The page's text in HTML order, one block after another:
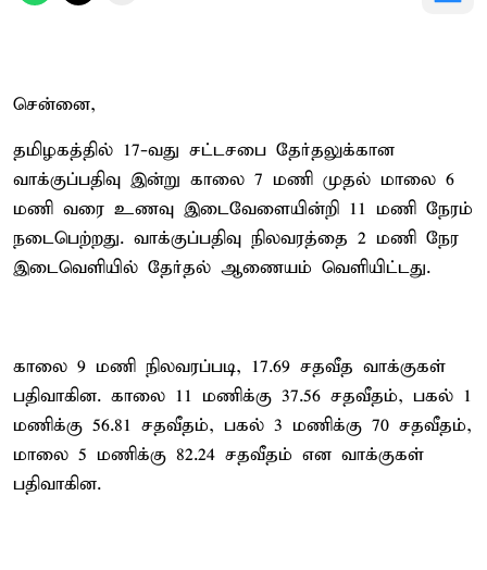
சென்னை,
தமிழகத்தில் 17-வது சட்டசபை தேர்தலுக்கான
வாக்குப்பதிவு இன்று காலை 7 மணி முதல் மாலை 6
மணி வரை உணவு இடைவேளையின்றி 11 மணி நேரம்
நடைபெற்றது. வாக்குப்பதிவு நிலவரத்தை 2 மணி நேர
இடைவெளியில் தேர்தல் ஆணையம் வெளியிட்டது.
காலை 9 மணி நிலவரப்படி, 17.69 சதவீத வாக்குகள்
பதிவாகின. காலை 11 மணிக்கு 37.56 சதவீதம், பகல் 1
மணிக்கு 56.81 சதவீதம், பகல் 3 மணிக்கு 70 சதவீதம்,
மாலை 5 மணிக்கு 82.24 சதவீதம் என வாக்குகள்
பதிவாகின.